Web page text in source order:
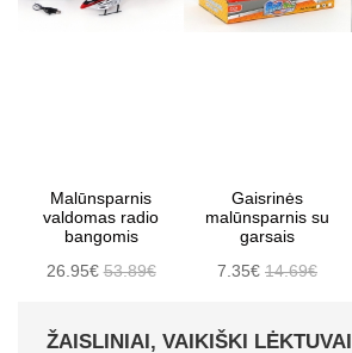
Malūnsparnis
valdomas radio
bangomis
26.95€53.89€
Gaisrinės
malūnsparnis su
garsais
7.35€ 14.69€
ŽAISLINIAI, VAIKIŠKI LĖKTUVAI